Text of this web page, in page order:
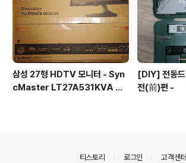
삼성 27형 HDTV 모니터 - Syn
cMaster LT27A531KVA 사
[DIY] 전동드
전(前)편 -
티스토리 로그인 고객센터